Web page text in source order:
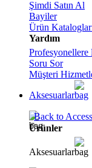
Şimdi Satın Al
Bayiler
Ürün
Yardım
Profesyonellere
Soru Sor
Müşteri
Aksesuarlar
Back to
Ürünler
Aksesuarlar